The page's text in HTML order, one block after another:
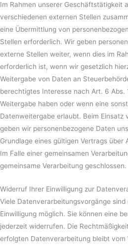
Im Rahmen unserer Geschäftstätigkeit
verschiedenen externen Stellen
eine Übermittlung von
Stellen erforderlich. Wir geben
externe Stellen weiter, wenn dies im
erforderlich ist, wenn wir gesetzlich
Weitergabe von Daten an
berechtigtes Interesse nach Art. 6 Abs.
Weitergabe haben oder wenn eine
Datenweitergabe erlaubt. Beim Einsatz
geben wir personenbezogene Daten
Grundlage eines gültigen Vertrags
Im Falle einer gemeinsamen
gemeinsame Verarbeitung geschlossen.
Widerruf Ihrer Einwilligung zur
Viele Datenverarbeitungsvorgänge
Einwilligung möglich. Sie können eine
jederzeit widerrufen. Die
erfolgten Datenverarbeitung bleibt vom